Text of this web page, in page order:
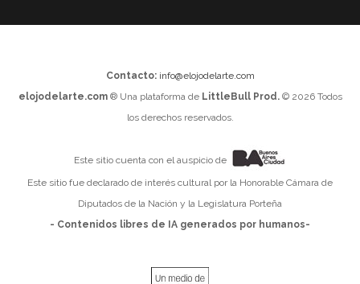
Contacto: info@elojodelarte.com
elojodelarte.com® Una plataforma de LittleBull Prod.© 2026 Todos
los derechos reservados.
Este sitio cuenta con el auspicio de
Este sitio fue declarado de interés cultural por la Honorable Cámara de
Diputados de la Nación y la Legislatura Porteña
- Contenidos libres de IA generados por humanos-